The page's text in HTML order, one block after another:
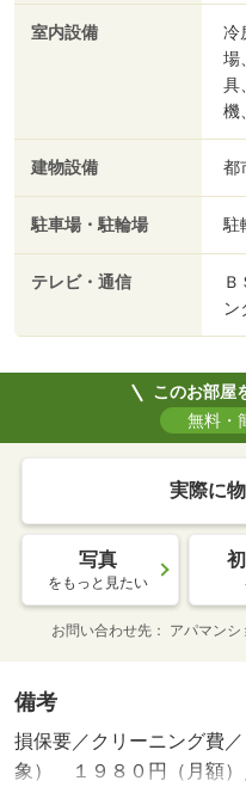
室内設備
冷
場
具
機
建物設備 都
駐車場・駐輪場 駐
テレビ・通信
ン
このお部屋
無料・
実際に
写真
をもっと見たい
お問い合わせ先 アパマンシ
備考
損保要／クリーニング費
象） １９８０円（月額）